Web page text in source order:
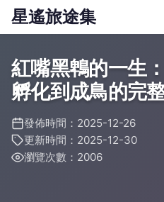
星遙旅途集
紅嘴黑鵯的一生
孵化到成鳥的完
發佈時間：2025-12-26
更新時間：2025-12-30
瀏覽次數：2006